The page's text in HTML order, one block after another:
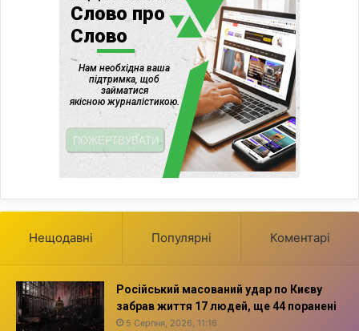
Нещодавні Популярні Коментарі
Російський масований удар по Києву
забрав життя 17 людей, ще 44 поранені
5 Серпня, 2026, 11:16